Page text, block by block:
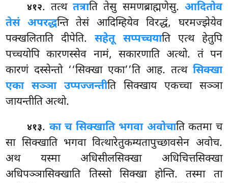
४१२. तत्थतत्राति तेसु समणब्राह्मणेसु. आदितोव
तेसं अपरद्धन्ति तेसं आदिम्हियेवविरद्धं, घरमज्झेयेव
पक्खलिताति दीपेति.सहेतू सप्पच्चयाति एत्थ हेतुपि
पच्चयोपि कारणस्सेव नामं, सकारणाति अत्थो. तं पन
कारणं दस्सेन्तो ‘‘सिक्खा एका’’ति आह. तत्थ सिक्खा
एका सञ्ञा उप्पज्जन्तीति सिक्खाय एकच्चा सञ्ञा
जायन्तीति अत्थो.
४१३. का च सिक्खाति भगवा अवोचाति कतमा च
सा सिक्खाति भगवा वित्थारेतुकम्यतापुच्छावसेन अवोच.
अथ यस्मा अधिसीलसिक्खा अधिचित्तसिक्खा
अधिपञ्ञासिक्खाति तिस्सो सिक्खा होन्ति. तस्मा ता